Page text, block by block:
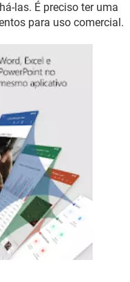
las. É preciso ter uma
para uso comercial.